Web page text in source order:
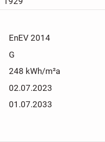
EnEV 2014
G
248 kWh/m²a
02.07.2023
01.07.2033